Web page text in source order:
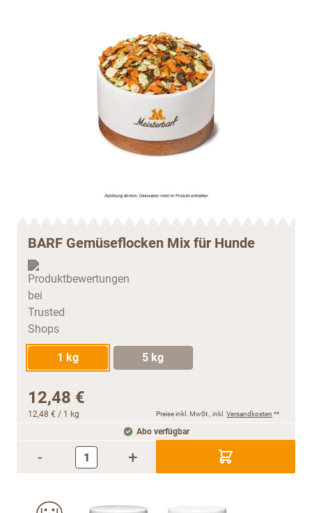
BARF Gemüseflocken Mix für Hunde
1 kg 5 kg
12,48 €
12,48 € / 1 kg Preise inkl. MwSt., inkl. Versandkosten **
Abo verfügbar
- +